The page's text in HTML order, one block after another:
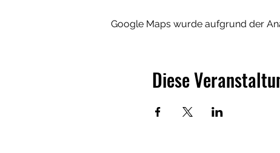
Google Maps wurde aufgrund der
Diese